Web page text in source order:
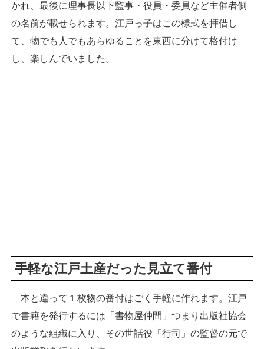
かれ、最後に理事長以下監事・役員・委員など主催者側
の名前が載せられます。江戸っ子はこの様式を拝借し
て、物でも人でもあらゆることを東西に分けて格付け
し、楽しんでいました。
手軽な江戸土産だった見立て番付
本と違って１枚物の番付はごく手軽に作れます。江戸
で書籍を発行するには「書物屋仲間」つまり出版社協会
のような組織に入り、その世話役「行司」の監督の元で